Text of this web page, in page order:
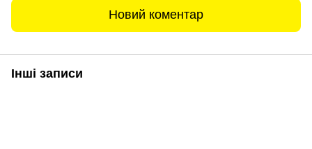
Новий коментар
Інші записи